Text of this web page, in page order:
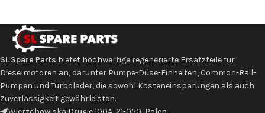
SL Spare Parts bietet hochwertige regenerierte Ersatzteile für
Dieselmotoren an, darunter Pumpe-Düse-Einheiten, Common-Rail-
Pumpen und Turbolader, die sowohl Kosteneinsparungen als auch
Zuverlässigkeit gewährleisten.